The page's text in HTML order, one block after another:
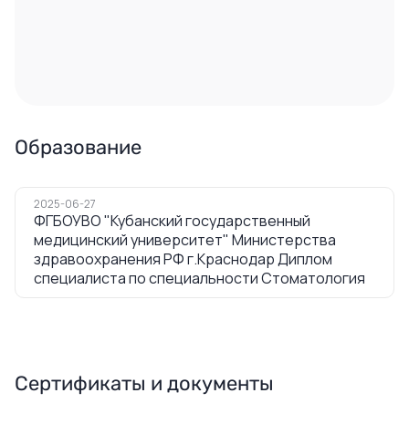
Образование
2025-06-27
ФГБОУВО "Кубанский государственный
медицинский университет" Министерства
здравоохранения РФ г.Краснодар Диплом
специалиста по специальности Стоматология
Сертификаты и документы